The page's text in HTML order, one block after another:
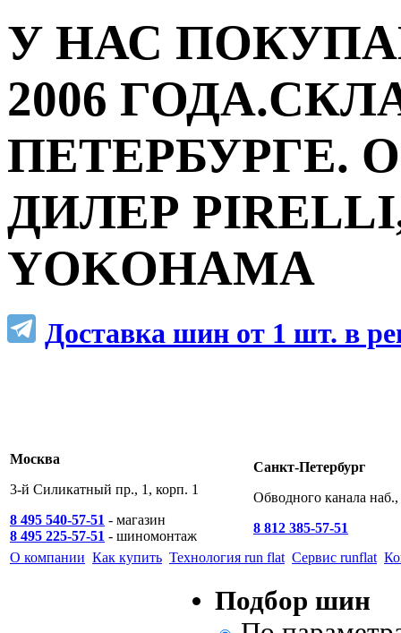
У НАС
2006
ПЕТЕРБУРГЕ.
ДИЛЕР
YOKOHAMA
Доставка шин от 1 шт. в
Москва
3-й Силикатный пр., 1, корп. 1
8 495 540-57-51 - магазин
8 495 225-57-51 - шиномонтаж
Санкт-Петербург
Обводного канала
8 812 385-57-51
О компании Как купить Технология run flat Сервис runflat
Подбор шин